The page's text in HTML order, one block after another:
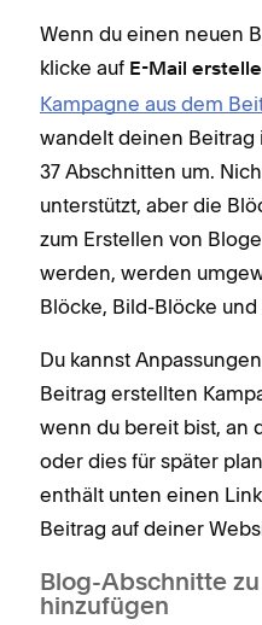
Wenn du einen neuen
klicke auf E-Mail
Kampagne aus dem
wandelt deinen Beitrag
37 Abschnitten um.
unterstützt, aber die
zum Erstellen von
werden, werden
Blöcke, Bild-Blöcke
Du kannst
Beitrag erstellten
wenn du bereit bist, an
oder dies für später
enthält unten einen
Beitrag auf deiner
Blog-Abschnitte
hinzufügen